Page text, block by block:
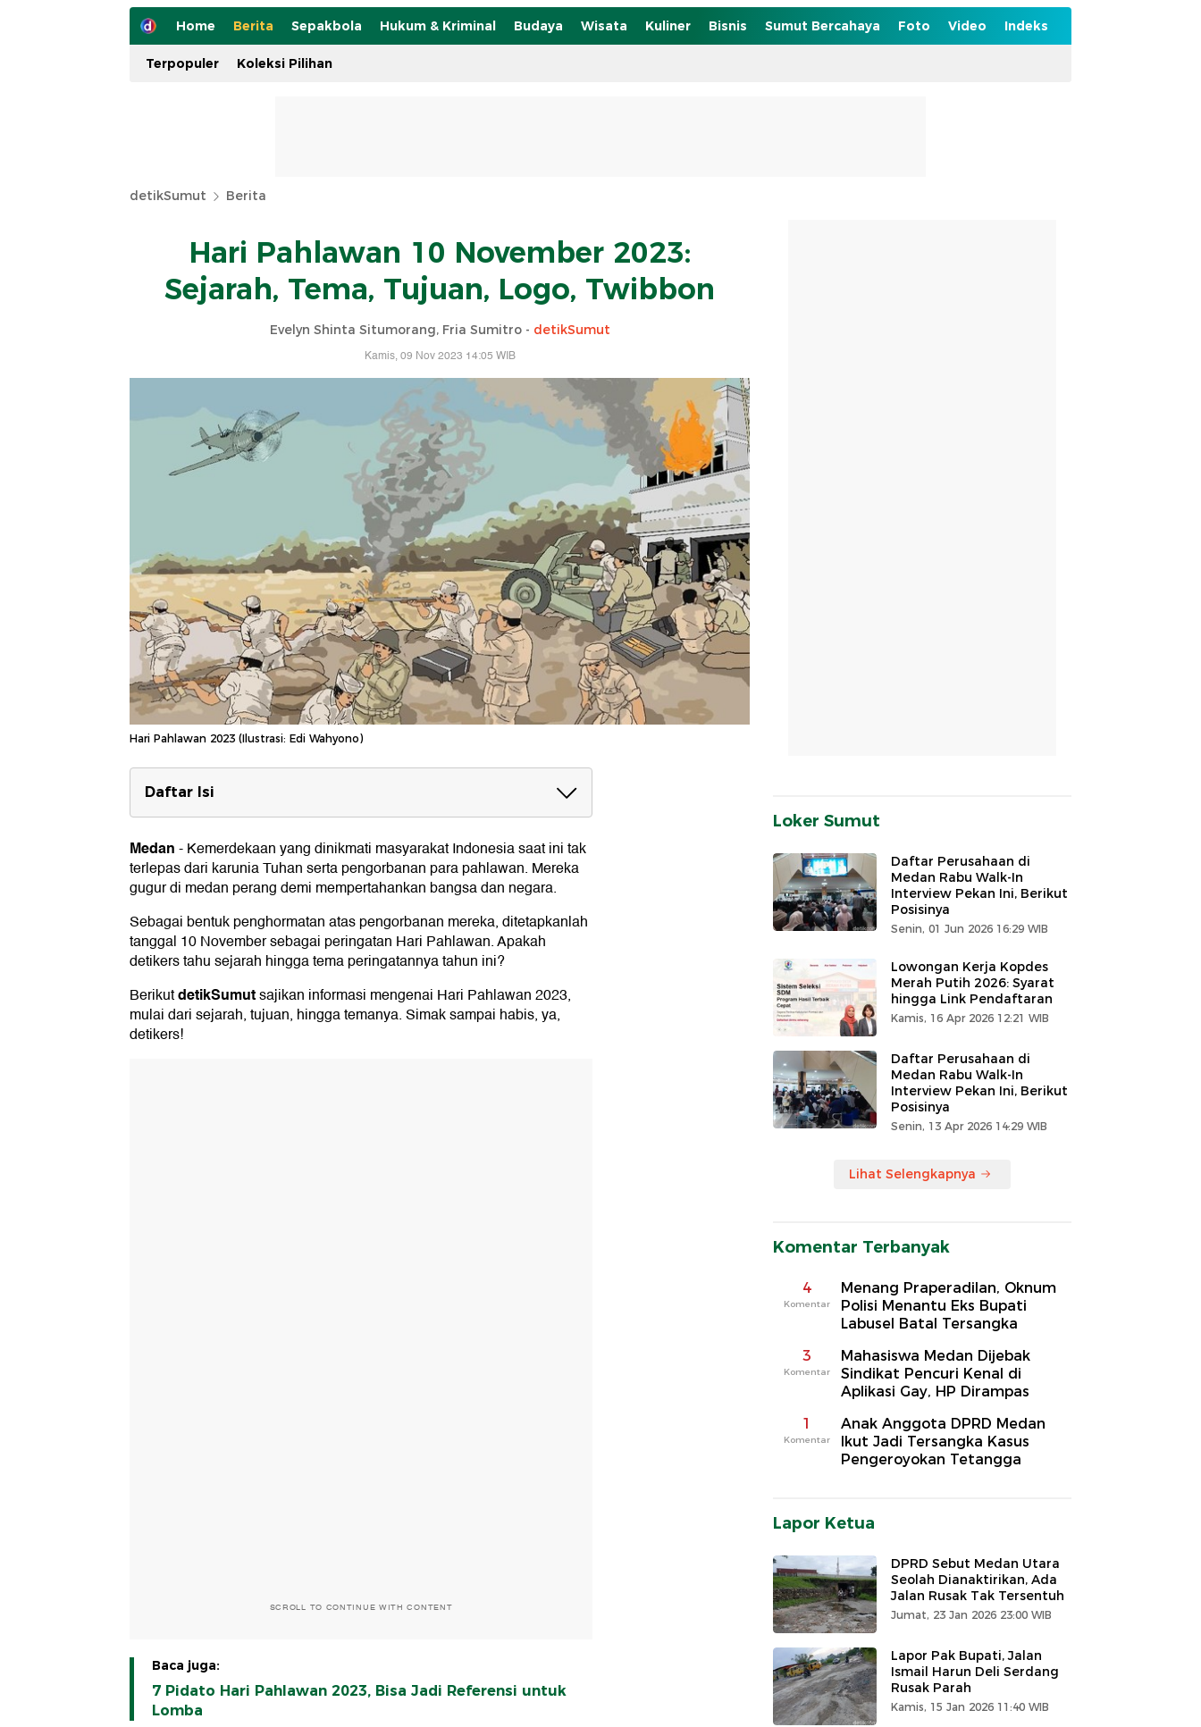
Home Berita Sepakbola Hukum & Kriminal Budaya Wisata Kuliner Bisnis Sumut Bercahaya Foto Video Indeks
Terpopuler Koleksi Pilihan
detikSumut Berita
Hari Pahlawan 10 November 2023:
Sejarah, Tema, Tujuan, Logo, Twibbon
Evelyn Shinta Situmorang, Fria Sumitro - detikSumut
Kamis, 09 Nov 2023 14:05 WIB
Hari Pahlawan 2023 (Ilustrasi: Edi Wahyono)
Daftar Isi
Sejarah Hari Pahlawan 10 November
Tujuan Peringatan Hari Pahlawan
Tema Hari Pahlawan 2023
Logo Hari Pahlawan 2023
Twibbon Hari Pahlawan 2023
Medan-Kemerdekaan yang dinikmati masyarakat Indonesia saat ini tak
terlepas dari karunia Tuhan serta pengorbanan para pahlawan. Mereka
gugur di medan perang demi mempertahankan bangsa dan negara.
Sebagai bentuk penghormatan atas pengorbanan mereka, ditetapkanlah
tanggal 10 November sebagai peringatan Hari Pahlawan. Apakah
detikers tahu sejarah hingga tema peringatannya tahun ini?
BerikutdetikSumutsajikan informasi mengenai Hari Pahlawan 2023,
mulai dari sejarah, tujuan, hingga temanya. Simak sampai habis, ya,
detikers!
SCROLL TO CONTINUE WITH CONTENT
Baca juga:
7 Pidato Hari Pahlawan 2023, Bisa Jadi Referensi untuk
Lomba
Loker Sumut
Daftar Perusahaan di
Medan Rabu Walk-In
Interview Pekan Ini, Berikut
Posisinya
Senin, 01 Jun 2026 16:29 WIB
Lowongan Kerja Kopdes
Merah Putih 2026: Syarat
hingga Link Pendaftaran
Kamis, 16 Apr 2026 12:21 WIB
Daftar Perusahaan di
Medan Rabu Walk-In
Interview Pekan Ini, Berikut
Posisinya
Senin, 13 Apr 2026 14:29 WIB
Lihat Selengkapnya
Komentar Terbanyak
4
Komentar
Menang Praperadilan, Oknum
Polisi Menantu Eks Bupati
Labusel Batal Tersangka
3
Komentar
Mahasiswa Medan Dijebak
Sindikat Pencuri Kenal di
Aplikasi Gay, HP Dirampas
1
Komentar
Anak Anggota DPRD Medan
Ikut Jadi Tersangka Kasus
Pengeroyokan Tetangga
Lapor Ketua
DPRD Sebut Medan Utara
Seolah Dianaktirikan, Ada
Jalan Rusak Tak Tersentuh
Jumat, 23 Jan 2026 23:00 WIB
Lapor Pak Bupati, Jalan
Ismail Harun Deli Serdang
Rusak Parah
Kamis, 15 Jan 2026 11:40 WIB